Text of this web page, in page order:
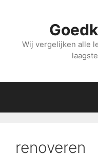
inhoudWij vergelijken alle
renoveren